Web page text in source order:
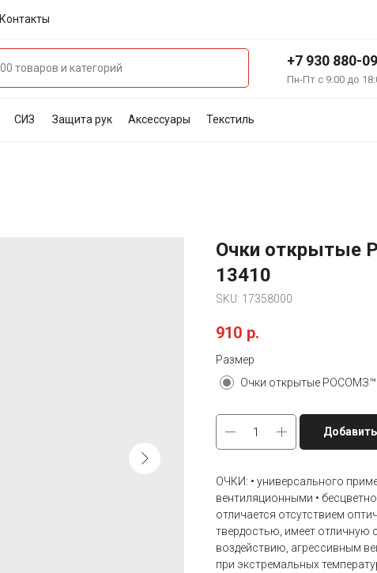
Контакты
+7 930 880-
Пн-Пт с 9:00 до
СИЗ Защита рук Аксессуары Текстиль
Очки открытые
13410
SKU: 17358000
910 р.
Размер
Очки открытые РОСОМЗ™
ОЧКИ: • универсального
вентиляционными •
отличается отсутствием
твердостью, имеет отличную
воздействию, агрессивным
при экстремальных